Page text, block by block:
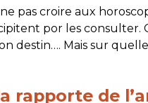
pas croire aux
por les consulter.
destin…. Mais sur
rapporte de